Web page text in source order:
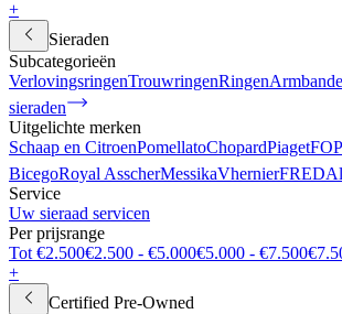
+
Sieraden
Subcategorieën
VerlovingsringenTrouwringenRingen
sieraden
Uitgelichte merken
Schaap en CitroenPomellatoChopardPiaget
BicegoRoyal AsscherMessikaVhernierFRED
Service
Uw sieraad servicen
Per prijsrange
Tot €2.500€2.500 - €5.000€5.000 - €7.500
+
Certified Pre-Owned